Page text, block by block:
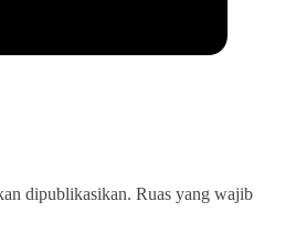
dipublikasikan. Ruas yang wajib